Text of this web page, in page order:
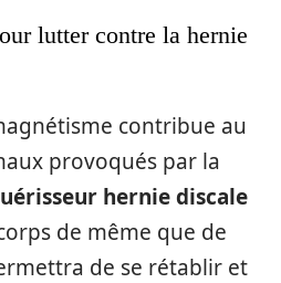
lutter contre la hernie
contribue au
provoqués par la
hernie discale
de même que de
de se rétablir et